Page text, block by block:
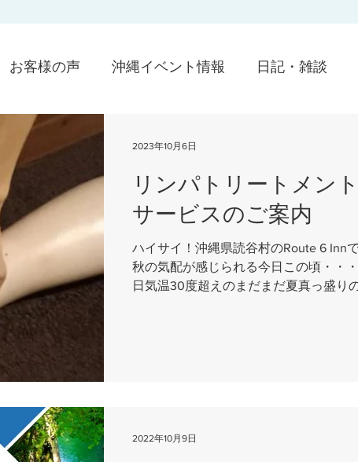
お客様の声 沖縄イベント情報 日記・雑談
リンパトリートメン
サービスのご案内
ハイサイ！沖縄県読谷村のRoute 6 Inn
秋の気配が感じられる今日この頃・・
日気温30度超えのまだまだ夏真っ盛り
2023年10月6日
2022年10月9日